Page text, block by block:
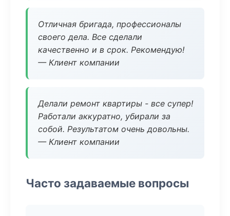
Отличная бригада, профессионалы
своего дела. Все сделали
качественно и в срок. Рекомендую!
— Клиент компании
Делали ремонт квартиры - все супер!
Работали аккуратно, убирали за
собой. Результатом очень довольны.
— Клиент компании
Часто задаваемые вопросы